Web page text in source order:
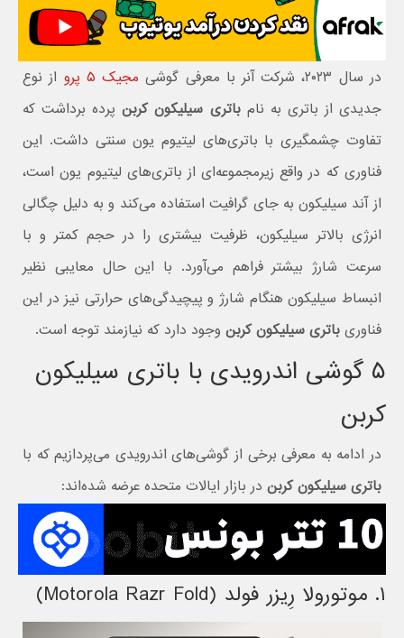
در سال ۲۰۲۳، شرکت آنر با معرفی گوشی مجیک ۵ پرو
از نوع
جدیدی از باتری به نامباتری سیلیکون کربنپرده برداشت که
تفاوت چشمگیری با باتری‌های لیتیوم یون سنتی داشت. این
فناوری که در واقع زیرمجموعه‌ای از باتری‌های لیتیوم یون است،
از آند سیلیکون به جای گرافیت استفاده می‌کند و به دلیل چگالی
انرژی بالاتر سیلیکون، ظرفیت بیشتری را در حجم کمتر و با
سرعت شارژ بیشتر فراهم می‌آورد. با این حال معایبی نظیر
انبساط سیلیکون هنگام شارژ و پیچیدگی‌های حرارتی نیز در این
فناوریباتری سیلیکون کربن وجود دارد که نیازمند توجه است.
۵ گوشی اندرویدی با باتری سیلیکون
کربن
در ادامه به معرفی برخی از گوشی‌های اندرویدی می‌پردازیم که با
باتری سیلیکون کربن در بازار ایالات متحده عرضه شده‌اند:
۱. موتورولا رِیزر فولد (Motorola Razr Fold)